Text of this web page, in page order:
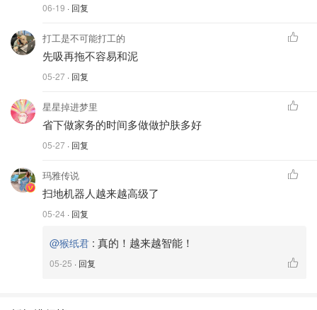
06-19 · 回复
打工是不可能打工的
先吸再拖不容易和泥
05-27 · 回复
星星掉进梦里
省下做家务的时间多做做护肤多好
05-27 · 回复
玛雅传说
扫地机器人越来越高级了
05-24 · 回复
@猴纸君 : 真的！越来越智能！
05-25 · 回复